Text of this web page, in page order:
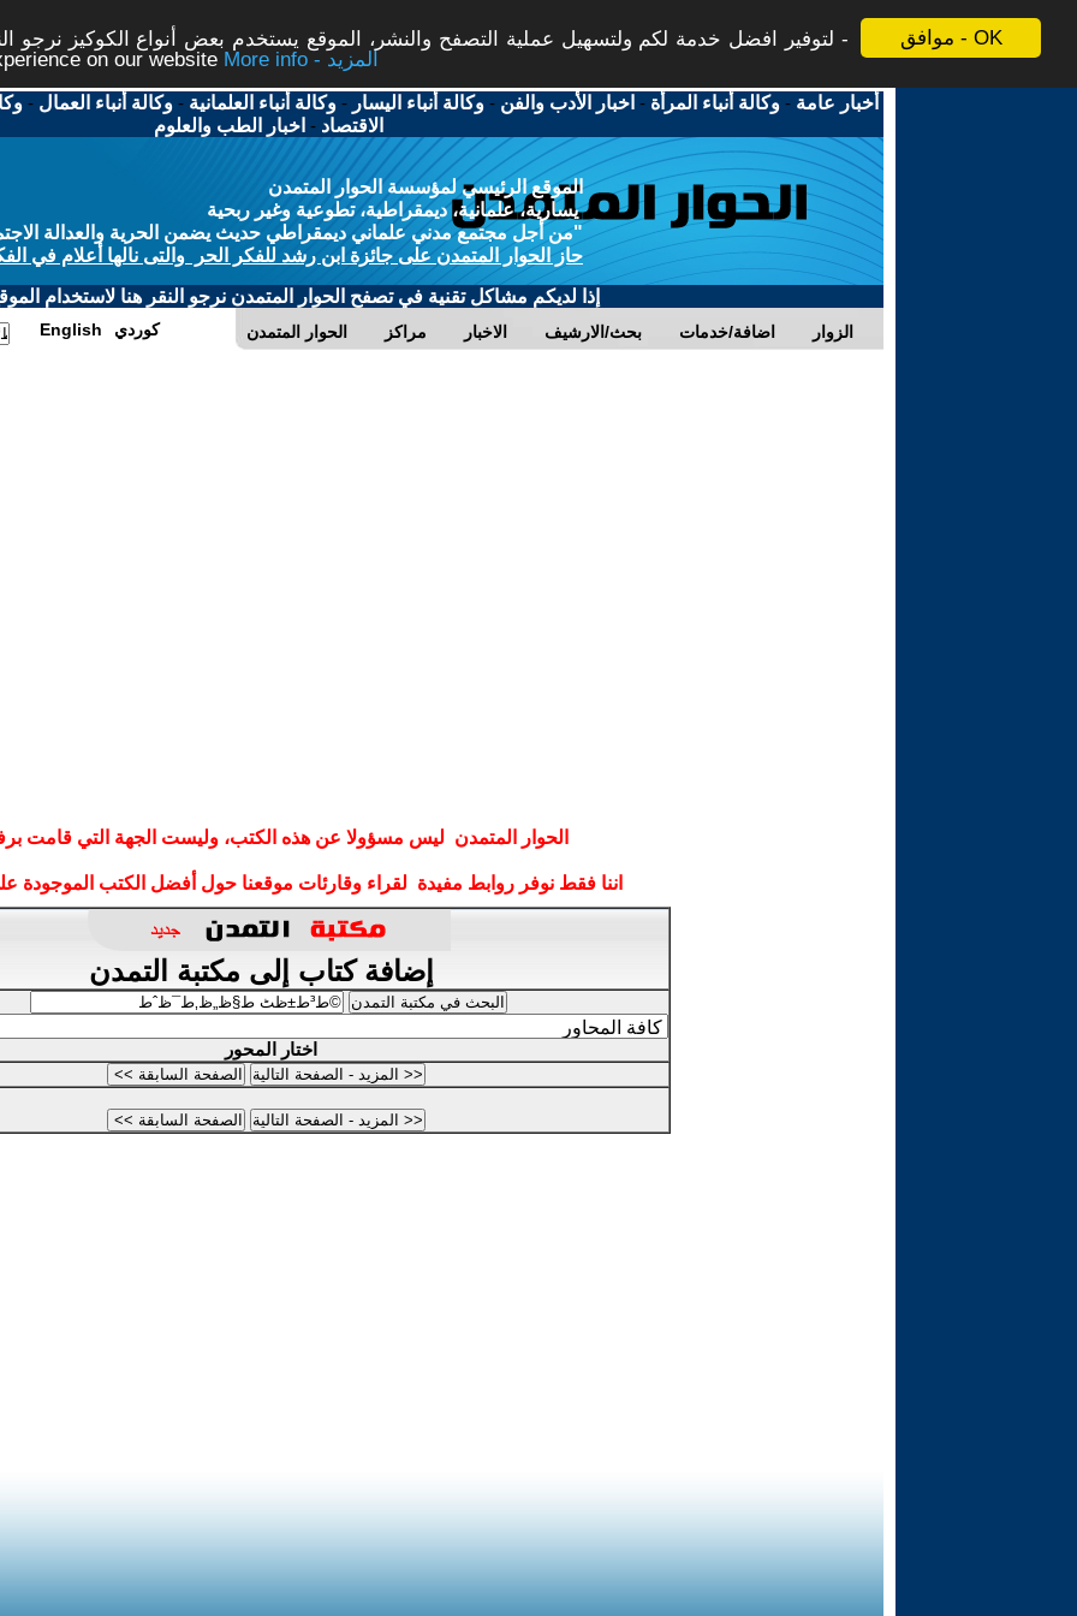
موافق - OK
لتوفير افضل خدمة لكم ولتسهيل عملية التصفح والنشر، الموقع يستخدم بعض أنواع الكوكيز نرجو
on our website
More info - المزيد
أخبار عامة -وكالة أنباء المرأة - اخبار الأدب والفن -وكالة أنباء اليسار -وكالة أنباء العلمانية -وكالة أنباء العمال -
الاقتصاد - اخبار الطب والعلوم
الموقع الرئيسي لمؤسسة الحوار المتمدن
يسارية، علمانية، ديمقراطية، تطوعية وغير ربحية
"من أجل مجتمع مدني علماني ديمقراطي حديث يضمن الحرية والعدالة
حاز الحوار المتمدن على جائزة ابن رشد للفكر الحر والتى نالها أعلام في
إذا لديكم مشاكل تقنية في تصفح الحوار المتمدن نرجو النقر هنا لاستخدام
الحوار المتمدن مراكز الاخبار بحث/الارشيف اضافة/خدمات الزوار English كوردي
الحوار المتمدن ليس مسؤولا عن هذه الكتب، وليست الجهة التي قامت
اننا فقط نوفر روابط مفيدة لقراء وقارئات موقعنا حول أفضل الكتب الموجودة
اختار المحور